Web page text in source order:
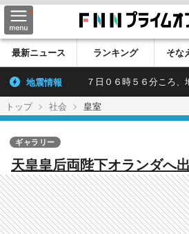
最新ニュース ランキング そな
地震情報 ７日０６時５６分ころ、
トップ 社会 皇室
天皇皇后両陛下オランダへ
公式訪問 皇后さまは鮮や
ギャラリー